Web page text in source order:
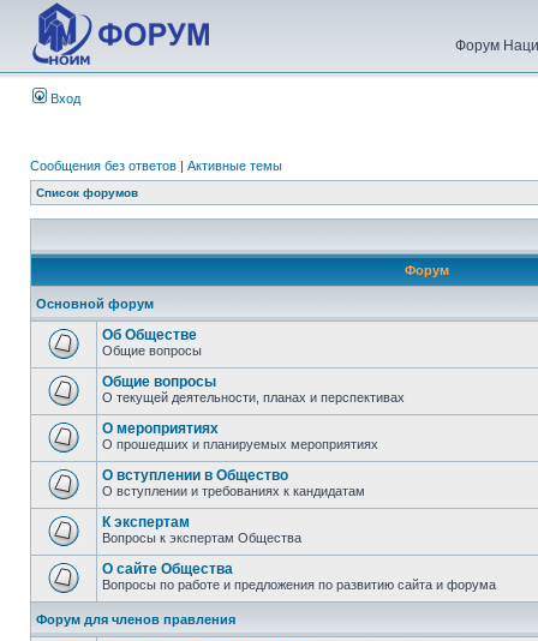
Форум
Вход
Сообщения без ответов | Активные темы
Список форумов
Форум
Основной форум
Об Обществе
Общие вопросы
Общие вопросы
О текущей деятельности, планах и перспективах
О мероприятиях
О прошедших и планируемых мероприятиях
О вступлении в Общество
О вступлении и требованиях к кандидатам
К экспертам
Вопросы к экспертам Общества
О сайте Общества
Вопросы по работе и предложения по развитию сайта и форума
Форум для членов правления